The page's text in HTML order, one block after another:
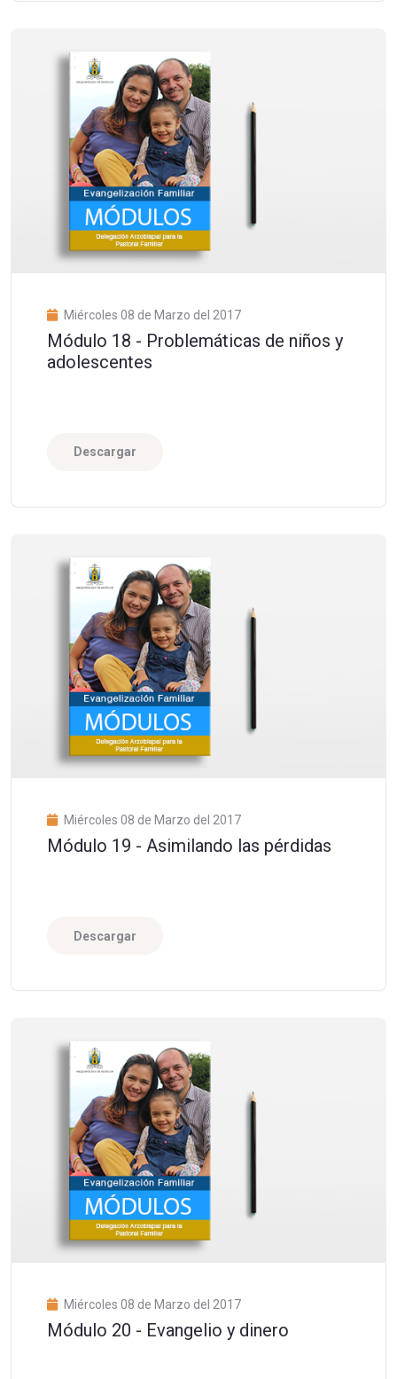
Miércoles 08 de Marzo del 2017
Módulo 18 - Problemáticas de niños y
adolescentes
Descargar
Miércoles 08 de Marzo del 2017
Módulo 19 - Asimilando las pérdidas
Descargar
Miércoles 08 de Marzo del 2017
Módulo 20 - Evangelio y dinero